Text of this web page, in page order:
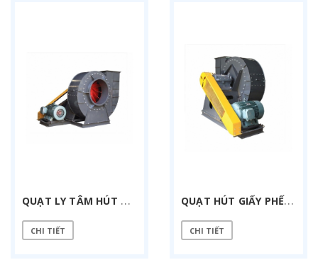
Q
UẠT LY TÂM HÚT BỤI GIÁN TIẾP TPS-10C-37 KW
CHI TIẾT
Q
UẠT HÚT GIẤY PHẾ LIỆU 30 KW GIÁN TIẾP
CHI TIẾT